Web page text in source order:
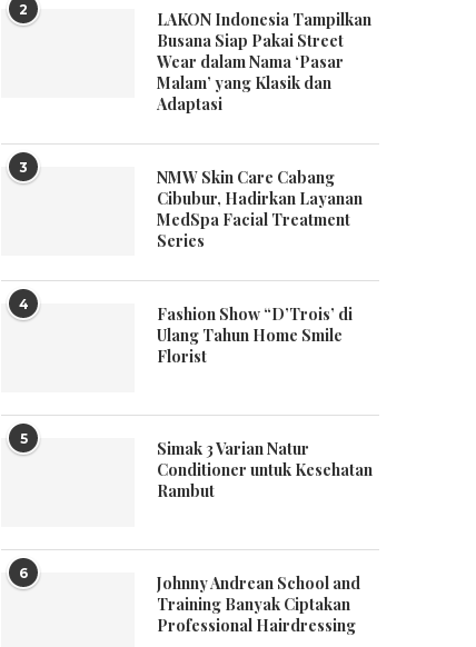
2
LAKON Indonesia Tampilkan
Busana Siap Pakai Street
Wear dalam Nama ‘Pasar
Malam’ yang Klasik dan
Adaptasi
3
NMW Skin Care Cabang
Cibubur, Hadirkan Layanan
MedSpa Facial Treatment
Series
4
Fashion Show “D’Trois’ di
Ulang Tahun Home Smile
Florist
5
Simak 3 Varian Natur
Conditioner untuk Kesehatan
Rambut
6
Johnny Andrean School and
Training Banyak Ciptakan
Professional Hairdressing